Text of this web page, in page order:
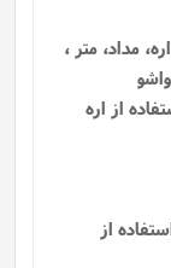
مداد، متر ،
از